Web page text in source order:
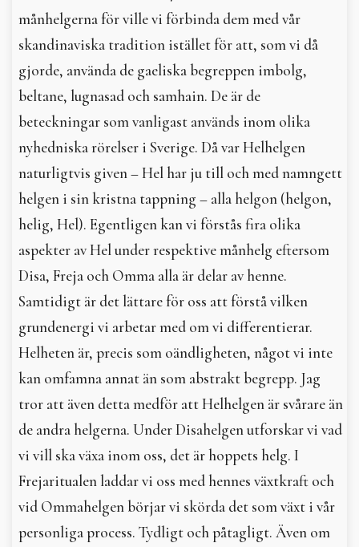
månhelgerna för ville vi förbinda dem med vår
skandinaviska tradition istället för att, som vi då
gjorde, använda de gaeliska begreppen imbolg,
beltane, lugnasad och samhain. De är de
beteckningar som vanligast används inom olika
nyhedniska rörelser i Sverige. Då var Helhelgen
naturligtvis given – Hel har ju till och med namngett
helgen i sin kristna tappning – alla helgon (helgon,
helig, Hel). Egentligen kan vi förstås fira olika
aspekter av Hel under respektive månhelg eftersom
Disa, Freja och Omma alla är delar av henne.
Samtidigt är det lättare för oss att förstå vilken
grundenergi vi arbetar med om vi differentierar.
Helheten är, precis som oändligheten, något vi inte
kan omfamna annat än som abstrakt begrepp. Jag
tror att även detta medför att Helhelgen är svårare än
de andra helgerna. Under Disahelgen utforskar vi vad
vi vill ska växa inom oss, det är hoppets helg. I
Frejaritualen laddar vi oss med hennes växtkraft och
vid Ommahelgen börjar vi skörda det som växt i vår
personliga process. Tydligt och påtagligt. Även om